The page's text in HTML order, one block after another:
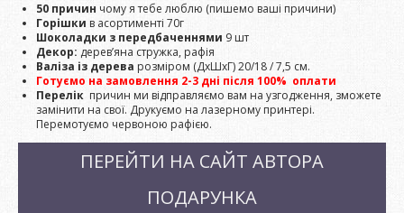
50 причин чому я тебе люблю (пишемо ваші причини)
Горішки в асортименті 70г
Шоколадки з передбаченнями 9 шт
Декор: дерев’яна стружка, рафія
Валіза із дерева розміром (ДхШхГ) 20/18 / 7,5 см.
Готуємо на замовлення 2-3 дні після 100% оплати
Перелік причин ми відправляємо вам на узгодження, зможете
замінити на свої. Друкуємо на лазерному принтері.
Перемотуємо червоною рафією.
ПЕРЕЙТИ НА САЙТ АВТОРА
ПОДАРУНКА